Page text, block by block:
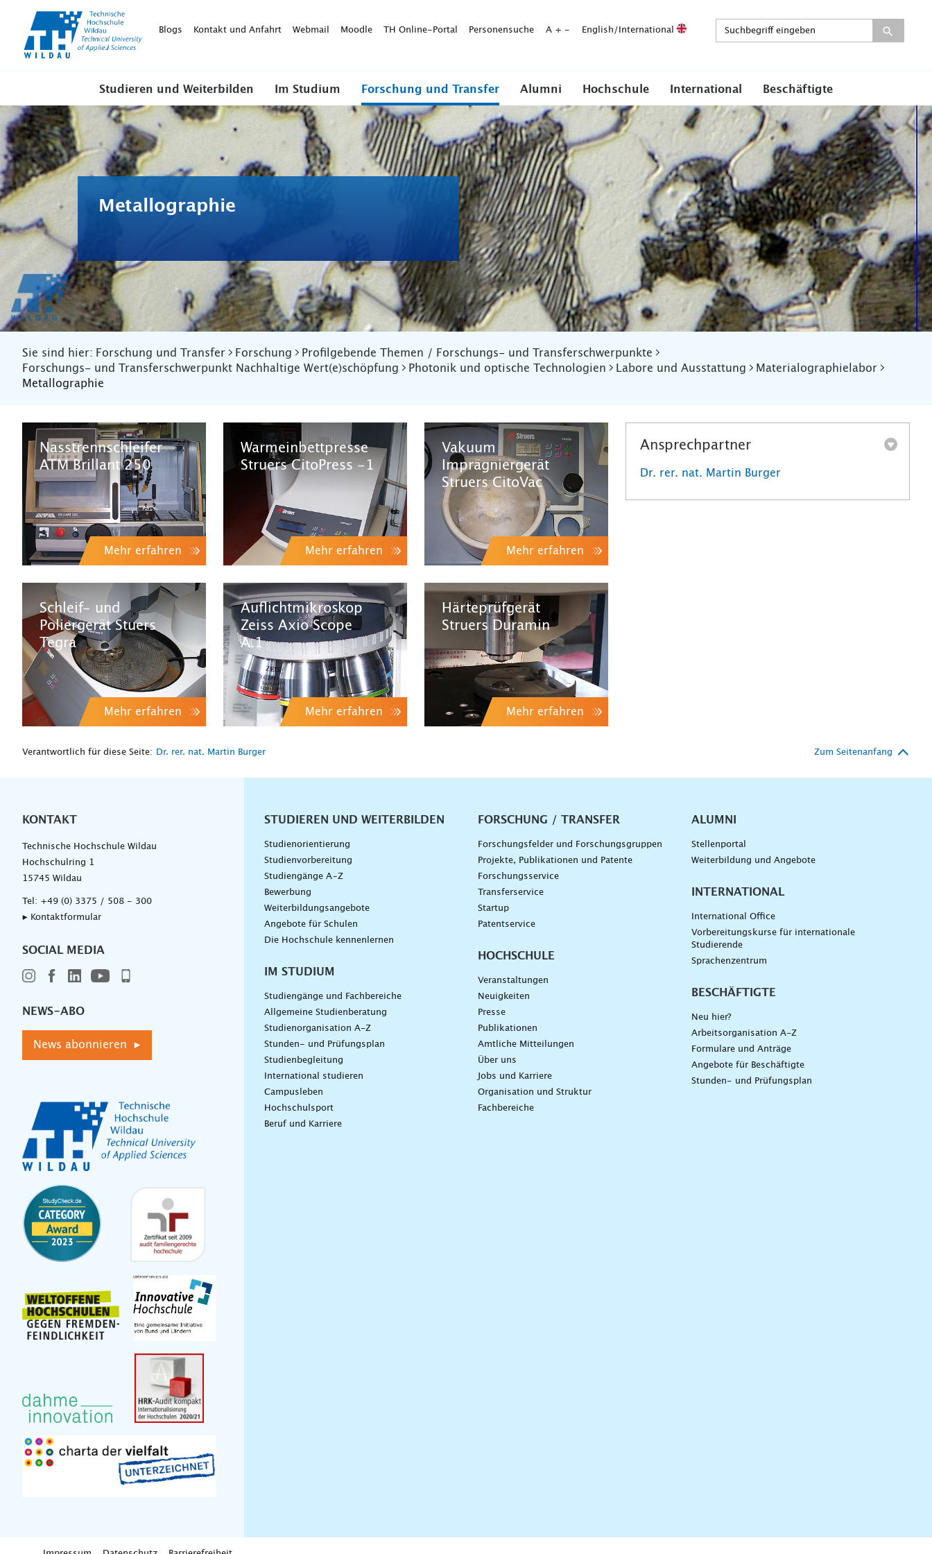
WildauBlogs Kontakt und Anfahrt Webmail Moodle TH Online-Portal Personensuche A + - English/International
Studieren und Weiterbilden Im Studium Forschung und Transfer Alumni Hochschule International Beschäftigte
Metallographie
Sie sind hier: Forschung und Transfer Forschung
Profilgebende Themen / Forschungs- und Transferschwerpunkte
Forschungs- und Transferschwerpunkt Nachhaltige Wert(e)schöpfung
Photonik und optische Technologien Labore und Ausstattung
Materialographielabor
Metallographie
Nasstrennschleifer
ATM Brillant 250
Mehr erfahren
Warmeinbettpresse
Struers CitoPress -1
Mehr erfahren
Vakuum
Imprägniergerät
Struers CitoVac
Mehr erfahren
Schleif- und
Poliergerät Stuers
Tegra
Mehr erfahren
Auflichtmikroskop
Zeiss Axio Scope
A.1
Mehr erfahren
Härteprüfgerät
Struers Duramin
Mehr erfahren
Ansprechpartner
Dr. rer. nat. Martin Burger
Verantwortlich für diese Seite: Dr. rer. nat. Martin Burger Zum Seitenanfang
KONTAKT
Technische Hochschule Wildau
Hochschulring 1
15745 Wildau
Tel: +49 (0) 3375 / 508 - 300
▸ Kontaktformular
SOCIAL MEDIA
NEWS-ABO
News abonnieren ▸
Unternavigation
STUDIEREN UND WEITERBILDEN
Studienorientierung
Studienvorbereitung
Studiengänge A–Z
Bewerbung
Weiterbildungsangebote
Angebote für Schulen
Die Hochschule kennenlernen
IM STUDIUM
Studiengänge und Fachbereiche
Allgemeine Studienberatung
Studienorganisation A-Z
Stunden- und Prüfungsplan
Studienbegleitung
International studieren
Campusleben
Hochschulsport
Beruf und Karriere
FORSCHUNG / TRANSFER
Forschungsfelder und Forschungsgruppen
Projekte, Publikationen und Patente
Forschungsservice
Transferservice
Startup
Patentservice
HOCHSCHULE
Veranstaltungen
Neuigkeiten
Presse
Publikationen
Amtliche Mitteilungen
Über uns
Jobs und Karriere
Organisation und Struktur
Fachbereiche
ALUMNI
Stellenportal
Weiterbildung und Angebote
INTERNATIONAL
International Office
Vorbereitungskurse für internationale
Studierende
Sprachenzentrum
BESCHÄFTIGTE
Neu hier?
Arbeitsorganisation A-Z
Formulare und Anträge
Angebote für Beschäftigte
Stunden- und Prüfungsplan